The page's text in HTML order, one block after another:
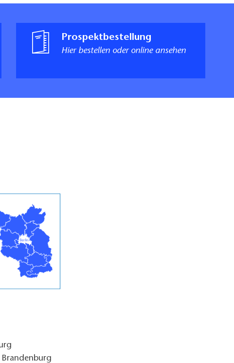
Prospektbestellung
Hier bestellen oder online ansehen